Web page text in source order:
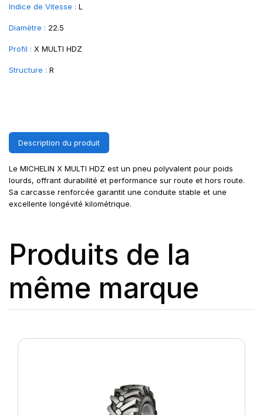
Indice de Vitesse : L
Diamètre : 22.5
Profil : X MULTI HDZ
Structure : R
Description du produit
Le MICHELIN X MULTI HDZ est un pneu polyvalent pour poids
lourds, offrant durabilité et performance sur route et hors route.
Sa carcasse renforcée garantit une conduite stable et une
excellente longévité kilométrique.
Produits de la
même marque